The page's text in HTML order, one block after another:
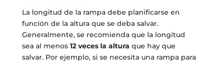
La longitud de la rampa debe planificarse en
función de la altura que se deba salvar.
Generalmente, se recomienda que la longitud
sea al menos 12 veces la altura que hay que
salvar. Por ejemplo, si se necesita una rampa para